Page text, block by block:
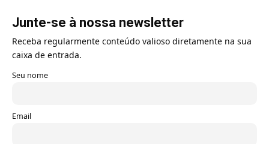
Junte-se à nossa newsletter
Receba regularmente conteúdo valioso diretamente na sua
caixa de entrada.
Seu nome
Email